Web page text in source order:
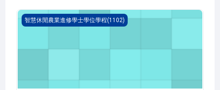
植物保護(1102_C1IL020007A)
智慧休閒農業進修學士學位學程(1102)